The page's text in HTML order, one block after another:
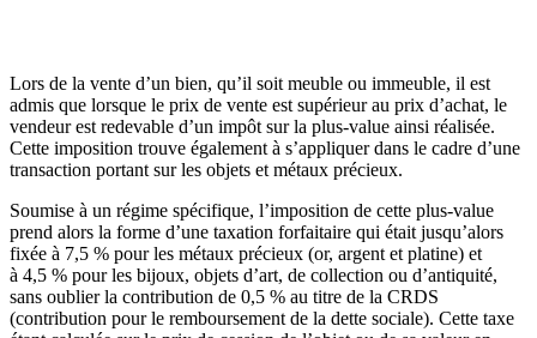
Lors de la vente d’un bien, qu’il soit meuble ou immeuble, il est
admis que lorsque le prix de vente est supérieur au prix d’achat, le
vendeur est redevable d’un impôt sur la plus-value ainsi réalisée.
Cette imposition trouve également à s’appliquer dans le cadre d’une
transaction portant sur les objets et métaux précieux.
Soumise à un régime spécifique, l’imposition de cette plus-value
prend alors la forme d’une taxation forfaitaire qui était jusqu’alors
fixée à 7,5 % pour les métaux précieux (or, argent et platine) et
à 4,5 % pour les bijoux, objets d’art, de collection ou d’antiquité,
sans oublier la contribution de 0,5 % au titre de la CRDS
(contribution pour le remboursement de la dette sociale). Cette taxe